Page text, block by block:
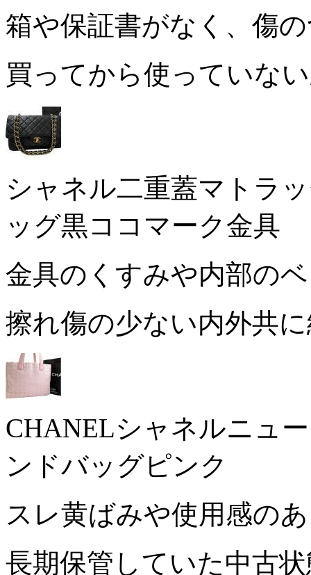
箱や保証書がなく、傷
買ってから使っていな
シャネル二重蓋マトラ
ッグ黒ココマーク金具
金具のくすみや内部の
擦れ傷の少ない内外共
CHANELシャネルニュ
ンドバッグピンク
スレ黄ばみや使用感の
長期保管していた中古